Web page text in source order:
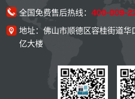
全国免费售后热线：400-009-
地址：佛山市顺德区容桂街道华
亿大楼